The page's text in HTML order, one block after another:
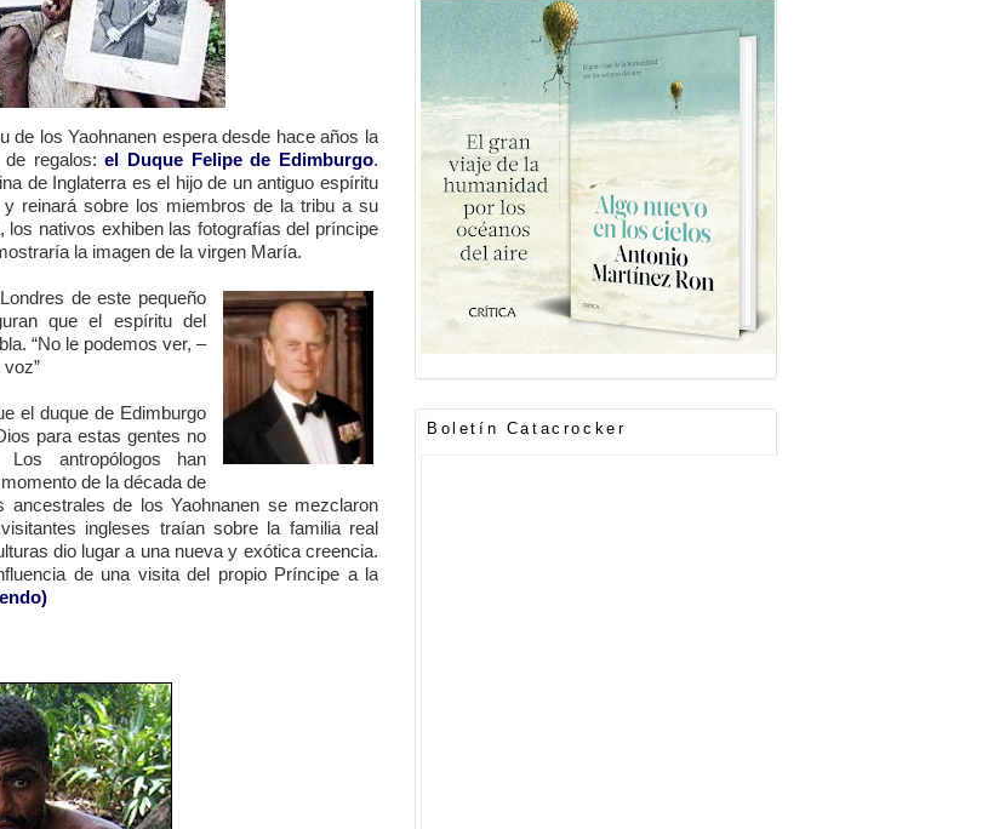
de los Yaohnanen espera desde hace años la
de regalos:el Duque Felipe de Edimburgo.
de Inglaterra es el hijo de un antiguo espíritu
reinará sobre los miembros de la tribu a su
nativos exhiben las fotografías del príncipe
la imagen de la virgen María.
de este pequeño
que el espíritu del
“No le podemos ver, –
el duque de Edimburgo
para estas gentes no
antropólogos han
de la década de
ancestrales de los Yaohnanen se mezclaron
ingleses traían sobre la familia real
dio lugar a una nueva y exótica creencia.
de una visita del propio Príncipe a la
Boletín Catacrocker